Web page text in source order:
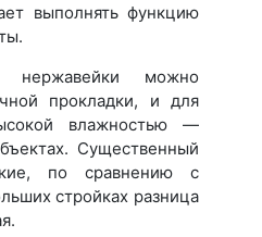
выполнять функцию
нержавейки можно
прокладки, и для
влажностью —
Существенный
по сравнению с
стройках разница